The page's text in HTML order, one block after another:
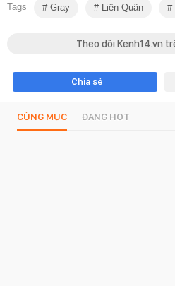
Tags Gray Liên Quân
Theo dõi Kenh14.vn
Chia sẻ
CÙNG MỤC ĐANG HOT